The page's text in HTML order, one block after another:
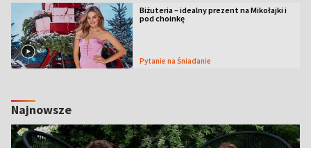
Biżuteria – idealny prezent na Mikołajki i
pod choinkę
Pytanie na Śniadanie
Najnowsze